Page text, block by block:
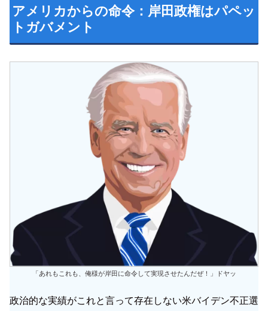
アメリカからの命令：岸田政権はパペッ
トガバメント
「あれもこれも、俺様が岸田に命令して実現させたんだぜ！」ドヤッ
政治的な実績がこれと言って存在しない米バイデン不正選